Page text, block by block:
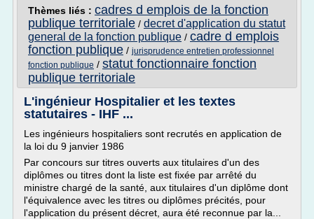
Thèmes liés : cadres d emplois de la fonction
publique territoriale / decret d'application du statut
general de la fonction publique / cadre d emplois
fonction publique / jurisprudence entretien professionnel
fonction publique / statut fonctionnaire fonction
publique territoriale
L'ingénieur Hospitalier et les textes
statutaires - IHF ...
Les ingénieurs hospitaliers sont recrutés en application de
la loi du 9 janvier 1986
Par concours sur titres ouverts aux titulaires d'un des
diplômes ou titres dont la liste est fixée par arrêté du
ministre chargé de la santé, aux titulaires d'un diplôme dont
l'équivalence avec les titres ou diplômes précités, pour
l'application du présent décret, aura été reconnue par la...